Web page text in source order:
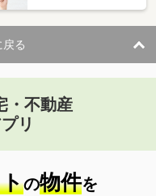
る
・不動産
リ
の物件を